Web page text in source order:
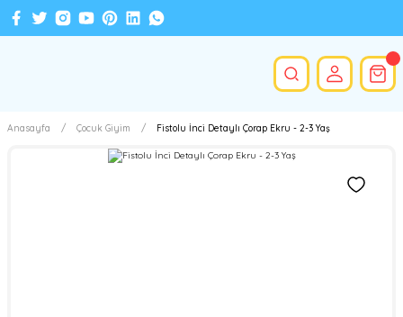
Anasayfa Çocuk Giyim Fistolu İnci Detaylı Çorap Ekru - 2-3 Yaş